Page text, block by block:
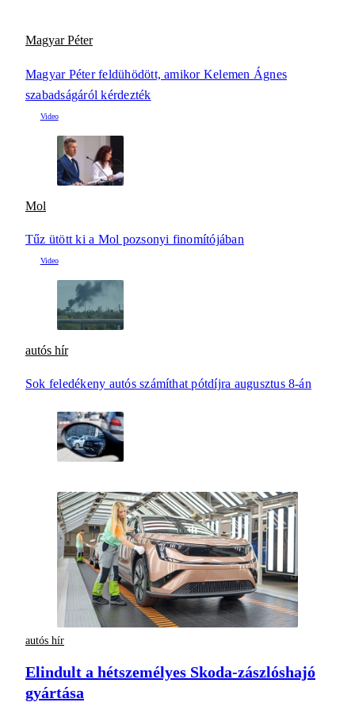
Magyar Péter
Magyar Péter feldühödött, amikor Kelemen Ágnes
szabadságáról kérdezték
Mol
Tűz ütött ki a Mol pozsonyi finomítójában
autós hír
Sok feledékeny autós számíthat pótdíjra augusztus 8-án
autós hír
Elindult a hétszemélyes Skoda-zászlóshajó
gyártása